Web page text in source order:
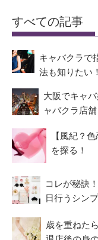
すべての記事
キャバクラで
法も知りたい
大阪でキャ
ャバクラ店
【風紀？
を探る！
コレが秘訣
日行うシン
歳を重ねた